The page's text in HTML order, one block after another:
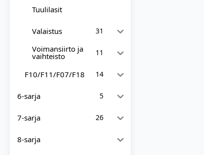
Tuulilasit
Valaistus 31
Voimansiirto ja
vaihteisto 11
F10/F11/F07/F18 14
6-sarja 5
7-sarja 26
8-sarja